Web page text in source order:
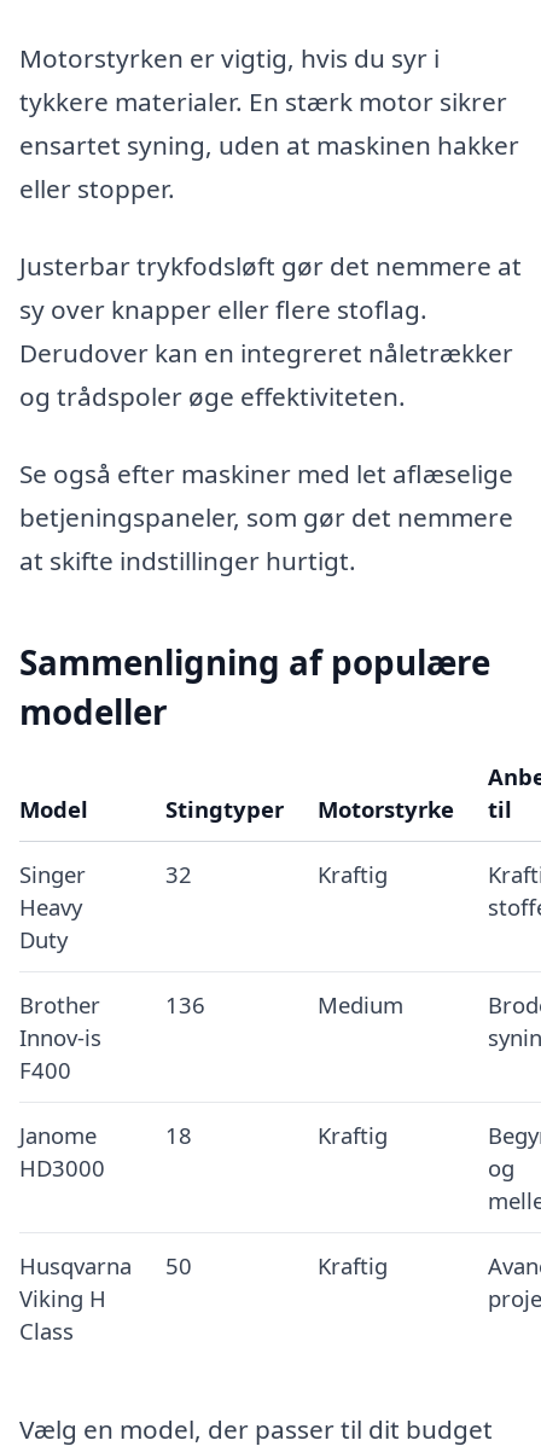
Motorstyrken er vigtig, hvis du syr i
tykkere materialer. En stærk motor sikrer
ensartet syning, uden at maskinen hakker
eller stopper.
Justerbar trykfodsløft gør det nemmere at
sy over knapper eller flere stoflag.
Derudover kan en integreret nåletrækker
og trådspoler øge effektiviteten.
Se også efter maskiner med let aflæselige
betjeningspaneler, som gør det nemmere
at skifte indstillinger hurtigt.
Sammenligning af populære
modeller
Model Stingtyper Motorstyrke
til
Singer
Heavy
Duty
32 Kraftig
Brother
Innov-is
F400
136 Medium
Janome
HD3000
18 Kraftig
og
Husqvarna
Viking H
Class
50 Kraftig
Vælg en model, der passer til dit budget